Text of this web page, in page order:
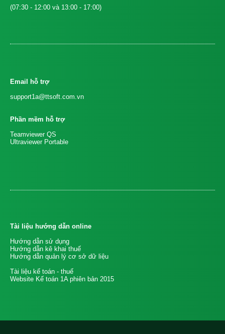
(07:30 - 12:00 và 13:00 - 17:00)
Email hỗ trợ
support1a@ttsoft.com.vn
Phần mềm hỗ trợ
Teamviewer QS
Ultraviewer Portable
Tài liệu hướng dẫn online
Hướng dẫn sử dụng
Hướng dẫn kê khai thuế
Hướng dẫn quản lý cơ sở dữ liệu
Tài liệu kế toán - thuế
Website Kế toán 1A phiên bản 2015